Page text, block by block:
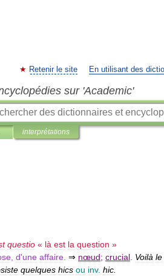
Retenir le site En utilisant des
sur 'Academic'
interprétations
questio « là est la question »
d'une affaire ⇒ nœud; crucial Voilà le
quelques hics ou inv. hic